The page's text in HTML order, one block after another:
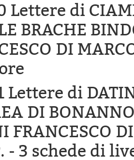
Lettere di
BRACHE
DI
Lettere di
DI
FRANCESCO
- 3 schede di